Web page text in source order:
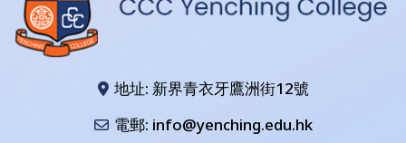
地址: 新界青衣牙鷹洲街12號
電郵: info@yenching.edu.hk